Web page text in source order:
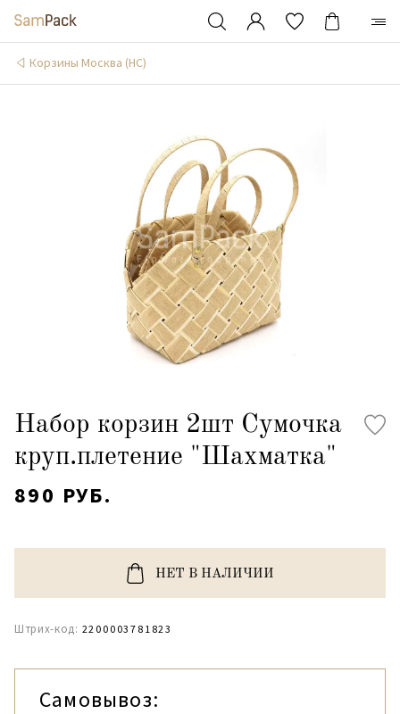
Корзины Москва (НС)
Набор корзин 2шт Сумочка
круп.плетение "Шахматка"
890 РУБ.
НЕТ В НАЛИЧИИ
Штрих-код: 2200003781823
Самовывоз: